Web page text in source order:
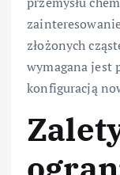
złożonych
wymagana jest
konfiguracją